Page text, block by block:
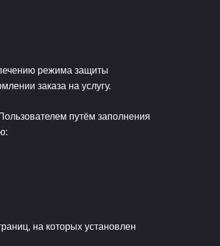
режима защиты
заказа на услугу.
путём заполнения
на которых установлен